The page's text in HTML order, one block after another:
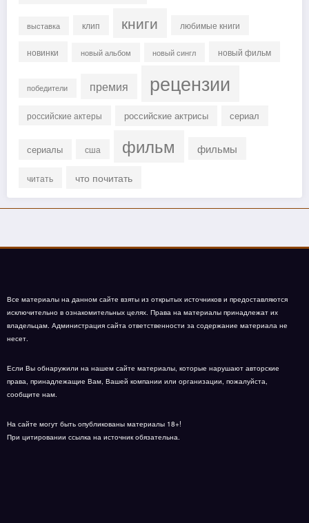
выставка клип книги любимые книги
новинки новый альбом новый сингл новый фильм
победители премия рецензии
российские актеры российские актрисы сериал
сериалы сша фильм фильмы
читать что почитать
Все материалы на данном сайте взяты из открытых источников и предоставляются
исключительно в ознакомительных целях. Права на материалы принадлежат их
владельцам. Администрация сайта ответственности за содержание материала не
несет.
Если Вы обнаружили на нашем сайте материалы, которые нарушают авторские
права, принадлежащие Вам, Вашей компании или организации, пожалуйста,
сообщите нам.
На сайте могут быть опубликованы материалы 18+!
При цитировании ссылка на источник обязательна.